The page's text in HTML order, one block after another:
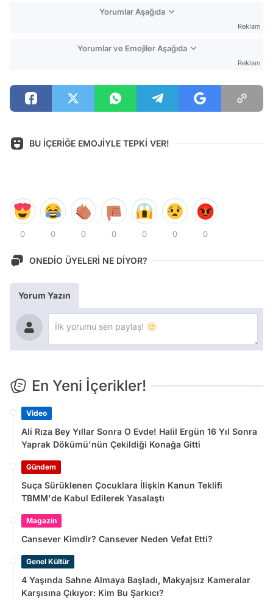
Yorumlar Aşağıda
Reklam
Yorumlar ve Emojiler Aşağıda
Reklam
BU İÇERİĞE EMOJİYLE TEPKİ VER!
0 0 0 0 0 0 0
ONEDİO ÜYELERİ NE DİYOR?
Yorum Yazın
En Yeni İçerikler!
Video
Ali Rıza Bey Yıllar Sonra O Evde! Halil Ergün 16 Yıl Sonra
Yaprak Dökümü'nün Çekildiği Konağa Gitti
Gündem
Suça Sürüklenen Çocuklara İlişkin Kanun Teklifi
TBMM'de Kabul Edilerek Yasalaştı
Magazin
Cansever Kimdir? Cansever Neden Vefat Etti?
Genel Kültür
4 Yaşında Sahne Almaya Başladı, Makyajsız Kameralar
Karşısına Çıkıyor: Kim Bu Şarkıcı?